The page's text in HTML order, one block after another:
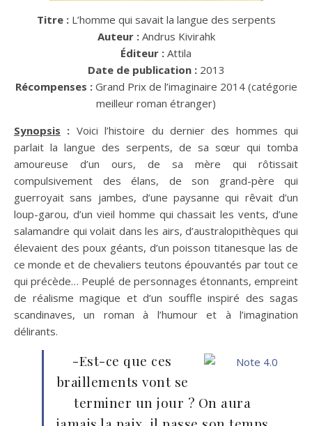
Titre : L’homme qui savait la langue des serpents
Auteur : Andrus Kivirahk
Éditeur : Attila
Date de publication : 2013
Récompenses : Grand Prix de l’imaginaire 2014 (catégorie
meilleur roman étranger)
Synopsis : Voici l’histoire du dernier des hommes qui
parlait la langue des serpents, de sa sœur qui tomba
amoureuse d’un ours, de sa mère qui rôtissait
compulsivement des élans, de son grand-père qui
guerroyait sans jambes, d’une paysanne qui rêvait d’un
loup-garou, d’un vieil homme qui chassait les vents, d’une
salamandre qui volait dans les airs, d’australopithèques qui
élevaient des poux géants, d’un poisson titanesque las de
ce monde et de chevaliers teutons épouvantés par tout ce
qui précède… Peuplé de personnages étonnants, empreint
de réalisme magique et d’un souffle inspiré des sagas
scandinaves, un roman à l’humour et à l’imagination
délirants.
-Est-ce que ces
braillements vont se
terminer un jour ? On aura